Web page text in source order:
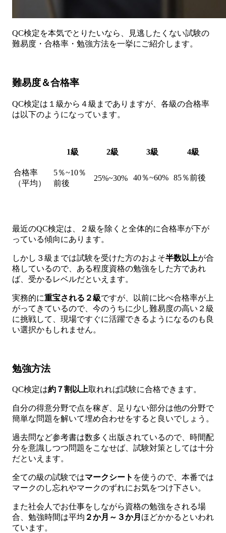
QC検定を本気でとりたいなら、見逃したくない試験の
難易度・合格率・勉強方法を一挙にご紹介します。
難易度＆合格率
QC検定は１級から４級までありますが、各級の合格率
は以下のようになっています。
1級 2級 3級 4級
合格率
（平均）
5％~10％
前後
25%~30% 40％~60% 85％前後
最近のQC検定は、２級を除くと全体的に合格率が下が
っている傾向にあります。
しかし３級までは試験を受けた方のおよそ半数以上が合
格しているので、ある程度資格の勉強をした方であれ
ば、受かるレベルだといえます。
実務的に重宝される２級ですが、以前に比べ合格率が上
がってきているので、今のうちに少し難易度の高い２級
に挑戦して、現場ですぐに活躍できるようになるのも良
い選択かもしれません。
勉強方法
QC検定は約７割以上取れれば試験に合格できます。
自分の得意分野で点を稼ぎ、足りない部分は他の分野で
簡単な問題を解いて埋め合わせをすると良いでしょう。
過去問など参考書は数多く出版されているので、時間配
分を意識しつつ問題をこなせば、試験対策としては十分
だといえます。
全ての級の試験ではマークシート を使うので、本番では
マークのし忘れやマークのずれにお気をつけ下さい。
また社会人でお仕事をしながら資格の勉強をされる場
合、勉強時間は平均 ２か月～３か月 ほどかかるといわれ
ています。